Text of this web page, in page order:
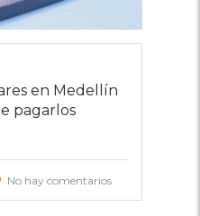
en Medellín
pagarlos
No hay comentarios